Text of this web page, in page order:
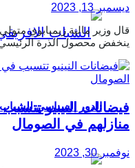
الدور السياسي
ديسمبر 13, 2023
قال وزير مالية زيمبابوي
ينخفض محصول الذرة
فيضانات النينيو
منازلهم في الصومال
نوفمبر 30, 2023